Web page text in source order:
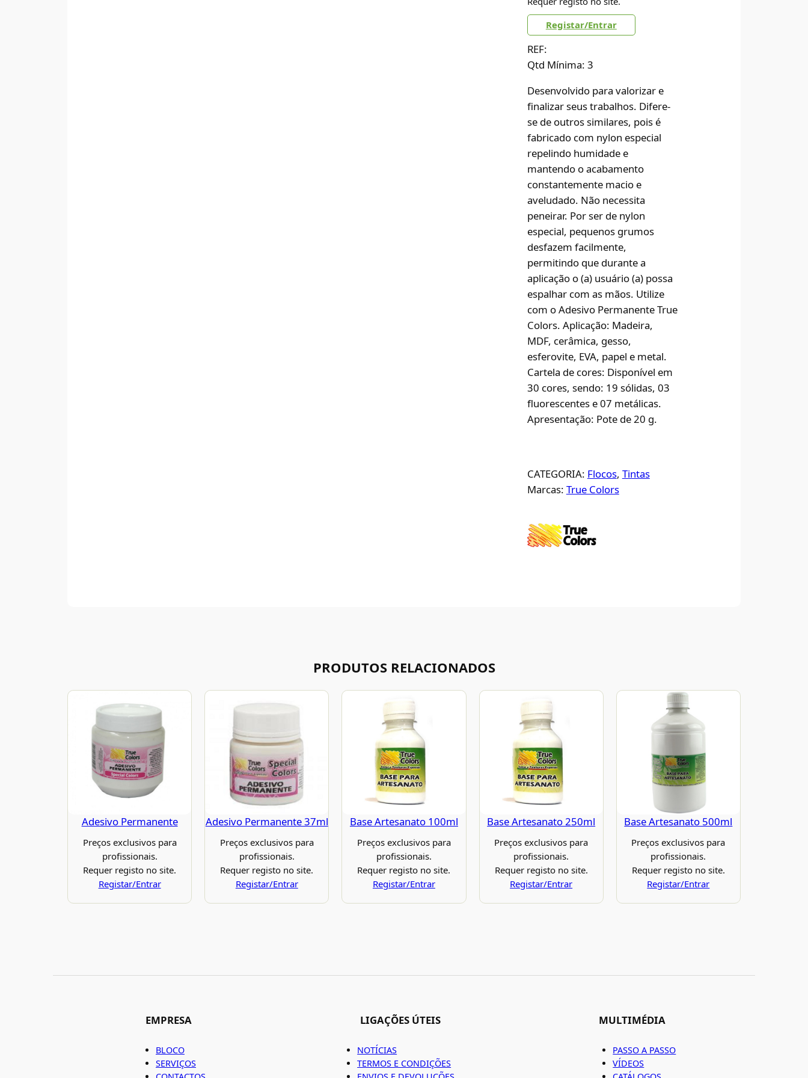
Registar/Entrar
REF:
Qtd Mínima: 3
Desenvolvido para valorizar e
finalizar seus trabalhos. Difere-
se de outros similares, pois é
fabricado com nylon especial
repelindo humidade e
mantendo o acabamento
constantemente macio e
aveludado. Não necessita
peneirar. Por ser de nylon
especial, pequenos grumos
desfazem facilmente,
permitindo que durante a
aplicação o (a) usuário (a) possa
espalhar com as mãos. Utilize
com o Adesivo Permanente True
Colors. Aplicação: Madeira,
MDF, cerâmica, gesso,
esferovite, EVA, papel e metal.
Cartela de cores: Disponível em
30 cores, sendo: 19 sólidas, 03
fluorescentes e 07 metálicas.
Apresentação: Pote de 20 g.
CATEGORIA: Flocos, Tintas
Marcas: True Colors
PRODUTOS RELACIONADOS
Adesivo Permanente
Preços exclusivos para
profissionais.
Requer registo no site.
Registar/Entrar
Adesivo Permanente 37ml
Preços exclusivos para
profissionais.
Requer registo no site.
Registar/Entrar
Base Artesanato 100ml
Preços exclusivos para
profissionais.
Requer registo no site.
Registar/Entrar
Base Artesanato 250ml
Preços exclusivos para
profissionais.
Requer registo no site.
Registar/Entrar
Base Artesanato 500ml
Preços exclusivos para
profissionais.
Requer registo no site.
Registar/Entrar
EMPRESA
BLOCO
SERVIÇOS
LIGAÇÕES ÚTEIS
NOTÍCIAS
TERMOS E CONDIÇÕES
MULTIMÉDIA
PASSO A PASSO
VÍDEOS